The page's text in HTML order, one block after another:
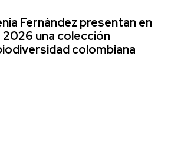
Fernández presentan en
una colección
colombiana